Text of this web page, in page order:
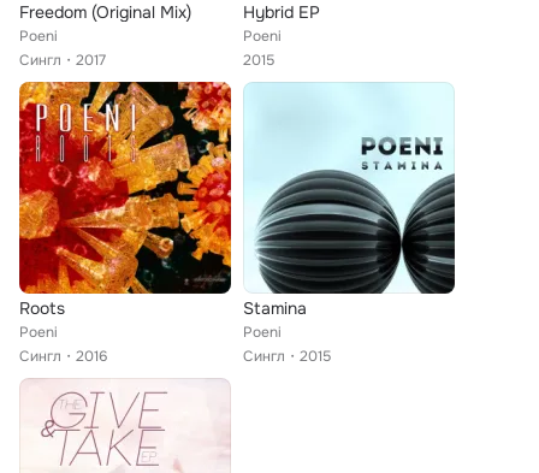
Freedom (Original Mix)
Poeni
Сингл
2017
Hybrid EP
Poeni
2015
Roots
Poeni
Сингл
2016
Stamina
Poeni
Сингл
2015